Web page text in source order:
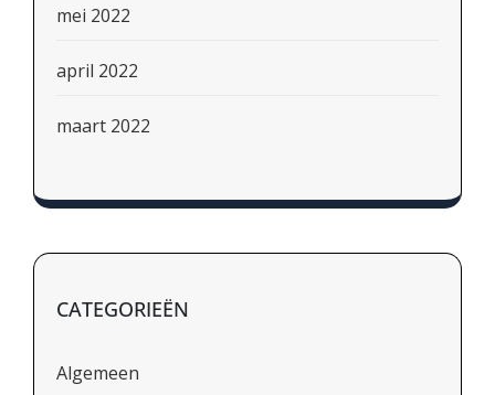
mei 2022
april 2022
maart 2022
CATEGORIEËN
Algemeen